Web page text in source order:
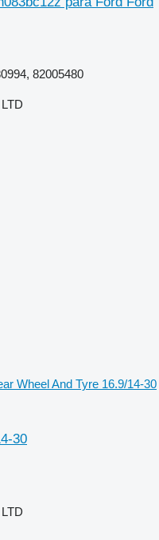
82005480
Wheel And Tyre 16.9/14-30
30